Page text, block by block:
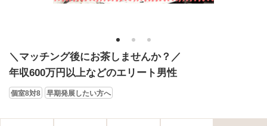
1 2 3
＼マッチング後にお茶しませんか？／
年収600万円以上などのエリート男性
個室8対8 早期発展したい方へ